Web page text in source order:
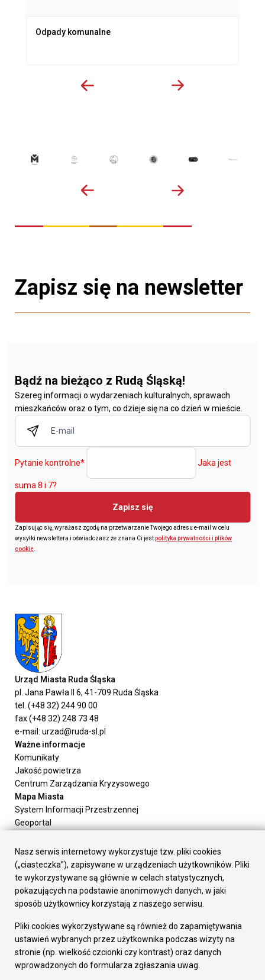
Odpady komunalne
Zapisz się na newsletter
Bądź na bieżąco z Rudą Śląską!
Szereg informacji o wydarzeniach kulturalnych, sprawach
mieszkańców oraz o tym, co dzieje się na co dzień w mieście.
Pytanie kontrolne* Jaka jest
suma 8 i 7?
Zapisz się
Zapisując się, wyrażasz zgodę na przetwarzanie Twojego adresu e-mail w celu
wysyłki newslettera i oświadczasz że znana Ci jestpolityka prywatności i plików
cookie.
Urząd Miasta Ruda Śląska
pl. Jana Pawła II 6, 41-709 Ruda Śląska
tel. (+48 32) 244 90 00
fax (+48 32) 248 73 48
e-mail: urzad@ruda-sl.pl
Ważne informacje
Komunikaty
Jakość powietrza
Centrum Zarządzania Kryzysowego
Mapa Miasta
System Informacji Przestrzennej
Geoportal
Załatw sprawę
Prezydent Miasta
Rada Miasta
Wydziały
Elektroniczna Skrzynka Podawcza
Gospodarka
Fundusze europejskie
Środki krajowe
Oferty inwestycyjne
Nasz serwis internetowy wykorzystuje tzw. pliki cookies
(„ciasteczka”), zapisywane w urządzeniach użytkowników. Pliki
te wykorzystywane są głównie w celach statystycznych,
pokazujących na podstawie anonimowych danych, w jaki
sposób użytkownicy korzystają z naszego serwisu.
Pliki cookies wykorzystywane są również do zapamiętywania
ustawień wybranych przez użytkownika podczas wizyty na
stronie (np. wielkość czcionki czy kontrast) oraz danych
wprowadzonych do formularza zgłaszania uwag.